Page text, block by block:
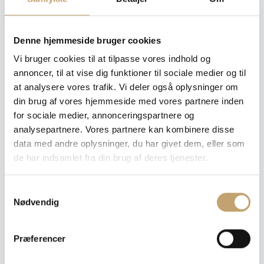
Denne hjemmeside bruger cookies
Vi bruger cookies til at tilpasse vores indhold og
annoncer, til at vise dig funktioner til sociale medier og til
at analysere vores trafik. Vi deler også oplysninger om
din brug af vores hjemmeside med vores partnere inden
for sociale medier, annonceringspartnere og
analysepartnere. Vores partnere kan kombinere disse
data med andre oplysninger, du har givet dem, eller som
de har indsamlet fra din brug af deres tjenester.
Nødvendig
Præferencer
Tykkelse : 8,5 mm
8,5 mm
Ryd
Pris pr. m²: 730,00 DKK
Medregn spild (10%)